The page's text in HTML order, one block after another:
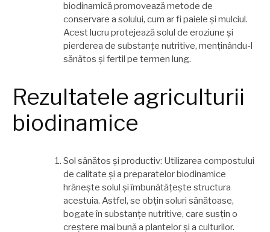
biodinamică promovează metode de
conservare a solului, cum ar fi paiele și mulciul.
Acest lucru protejează solul de eroziune și
pierderea de substanțe nutritive, menținându-l
sănătos și fertil pe termen lung.
Rezultatele agriculturii
biodinamice
Sol sănătos și productiv: Utilizarea compostului
de calitate și a preparatelor biodinamice
hrănește solul și îmbunătățește structura
acestuia. Astfel, se obțin soluri sănătoase,
bogate în substanțe nutritive, care susțin o
creștere mai bună a plantelor și a culturilor.